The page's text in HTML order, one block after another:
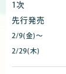
1次
先行発売
2/9(金)〜
2/29(木)